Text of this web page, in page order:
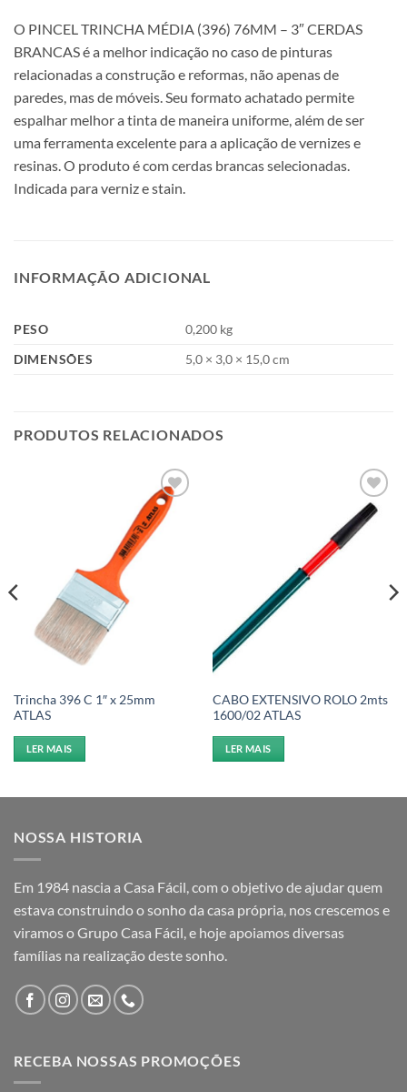
O PINCEL TRINCHA MÉDIA (396) 76MM – 3″ CERDAS
BRANCAS é a melhor indicação no caso de pinturas
relacionadas a construção e reformas, não apenas de
paredes, mas de móveis. Seu formato achatado permite
espalhar melhor a tinta de maneira uniforme, além de ser
uma ferramenta excelente para a aplicação de vernizes e
resinas. O produto é com cerdas brancas selecionadas.
Indicada para verniz e stain.
INFORMAÇÃO ADICIONAL
PESO
0,200 kg
DIMENSÕES
5,0 × 3,0 × 15,0 cm
PRODUTOS RELACIONADOS
Add to
wishlist
Trincha 396 C 1″ x 25mm
ATLAS
LER MAIS
Add to
wishlist
CABO EXTENSIVO ROLO 2mts
1600/02 ATLAS
LER MAIS
NOSSA HISTORIA
Em 1984 nascia a Casa Fácil, com o objetivo de ajudar quem
estava construindo o sonho da casa própria, nos crescemos e
viramos o Grupo Casa Fácil, e hoje apoiamos diversas
famílias na realização deste sonho.
RECEBA NOSSAS PROMOÇÕES